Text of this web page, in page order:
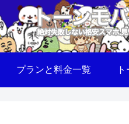
プランと料金一覧